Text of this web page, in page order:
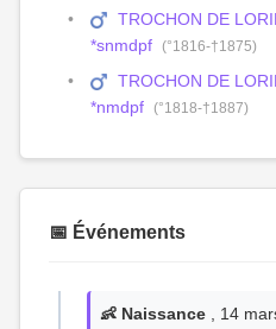
TROCHON DE
*snmdpf (°1816-†1875)
TROCHON DE
*nmdpf (°1818-†1887)
📅 Événements
👶 Naissance , 14